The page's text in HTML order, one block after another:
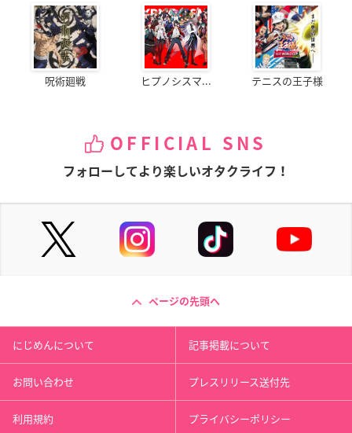
呪術廻戦 ヒプノシスマ... テニスの王子様
OFFICIAL SNS
フォローしてより楽しいオタクライフ！
ページの先頭へ
にじめんについて 記事掲載について
お問い合わせ プレスリリース送付先
利用規約 プライバシーポリシー